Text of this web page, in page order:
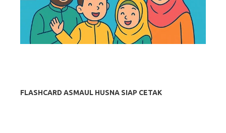
FLASHCARD ASMAUL HUSNA SIAP CETAK